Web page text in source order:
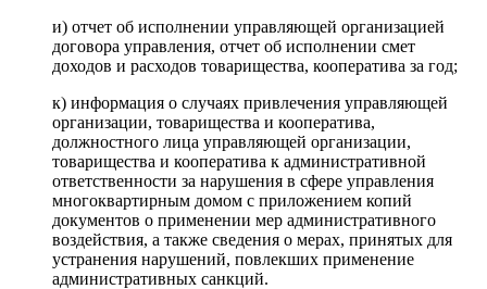
и) отчет об исполнении управляющей организацией
договора управления, отчет об исполнении смет
доходов и расходов товарищества, кооператива за год;
к) информация о случаях привлечения управляющей
организации, товарищества и кооператива,
должностного лица управляющей организации,
товарищества и кооператива к административной
ответственности за нарушения в сфере управления
многоквартирным домом с приложением копий
документов о применении мер административного
воздействия, а также сведения о мерах, принятых для
устранения нарушений, повлекших применение
административных санкций.